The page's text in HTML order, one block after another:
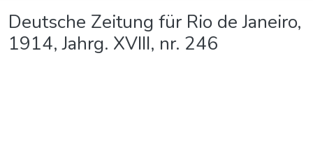
Estatísticas
Deutsche Zeitung für Rio de Janeiro,
1914, Jahrg. XVIII, nr. 246